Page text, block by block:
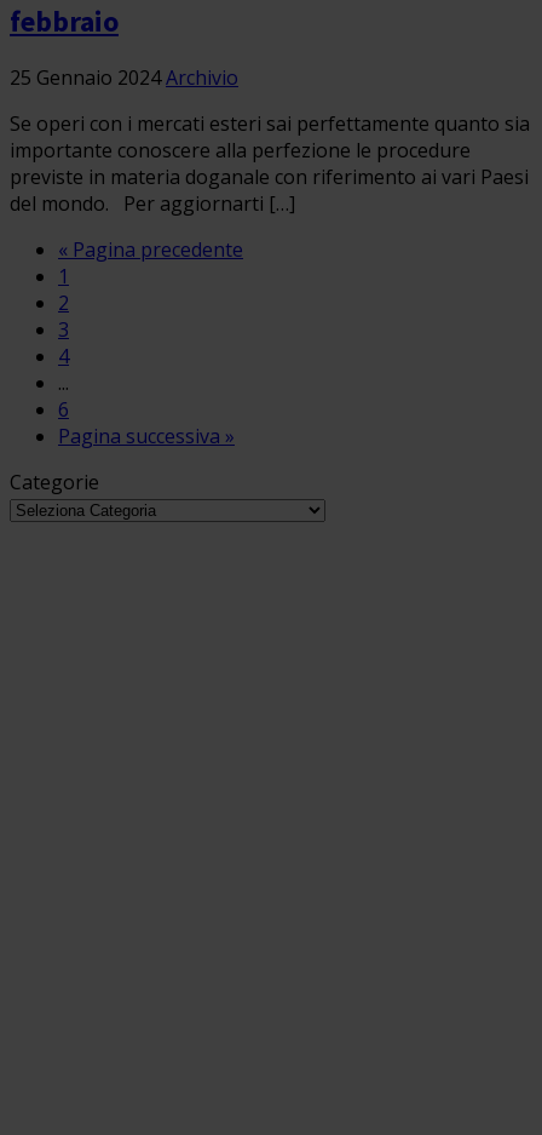
febbraio
25 Gennaio 2024Archivio
Se operi con i mercati esteri sai perfettamente quanto sia
importante conoscere alla perfezione le procedure
previste in materia doganale con riferimento ai vari Paesi
del mondo. Per aggiornarti […]
« Pagina precedente
1
2
3
4
...
6
Pagina successiva »
Categorie